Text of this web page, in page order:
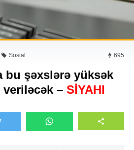
Sosial 695
bu şəxslərə yüksək
– SİYAHI